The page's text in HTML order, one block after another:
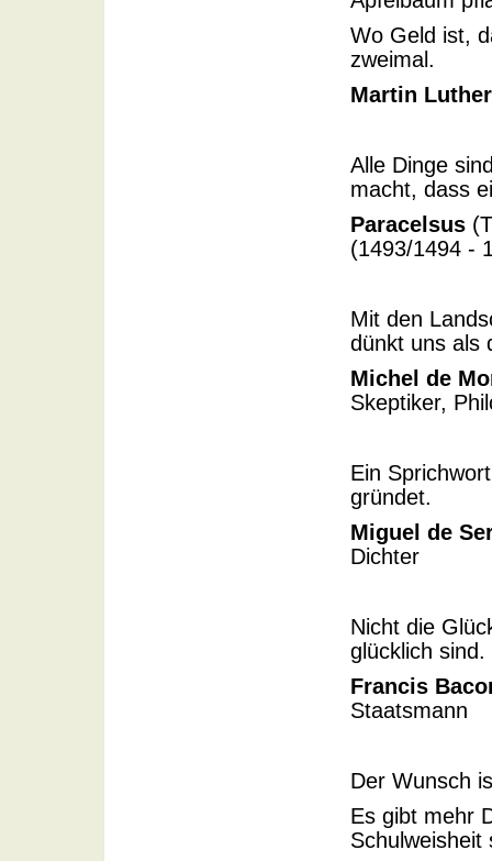
Wo Geld ist,
zweimal.
Martin Luther
Alle Dinge
macht, dass
Paracelsus
(1493/1494 -
Mit den
dünkt uns als
Michel de
Skeptiker,
Ein
gründet.
Miguel de
Dichter
Nicht die
glücklich sind.
Francis
Staatsmann
Der Wunsch
Es gibt mehr
Schulweisheit